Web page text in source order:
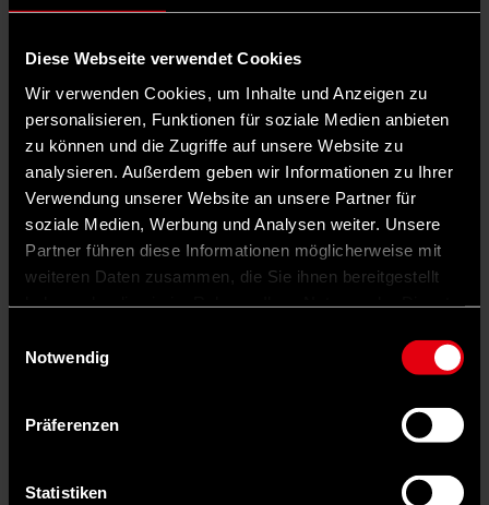
Diese Webseite verwendet Cookies
Wir verwenden Cookies, um Inhalte und Anzeigen zu
personalisieren, Funktionen für soziale Medien anbieten
zu können und die Zugriffe auf unsere Website zu
analysieren. Außerdem geben wir Informationen zu Ihrer
Verwendung unserer Website an unsere Partner für
soziale Medien, Werbung und Analysen weiter. Unsere
Partner führen diese Informationen möglicherweise mit
weiteren Daten zusammen, die Sie ihnen bereitgestellt
Notwendig
Präferenzen
Statistiken
Mitgliedervotum.Bei der CDU soll am 28. April ein kleiner
Parteitag entscheiden, bei der CSU der Parteivorstand. Gelingt dies,
könnte Friedrich Merz in der ersten Mai-Woche zum Bundeskanzler
gewählt werden.
Hier gibt es den Entwurf des Koalitionsvertrags zum
Herunterladen.
Diese Ministerien gehen an die SPD
• Finanzen
• Justiz und Verbraucherschutz
• Arbeit und Soziales
• Umwelt, Klimaschutz, Naturschutz und nukleare Sicherheit
• Wohnen, Stadtentwicklung und Bauwesen